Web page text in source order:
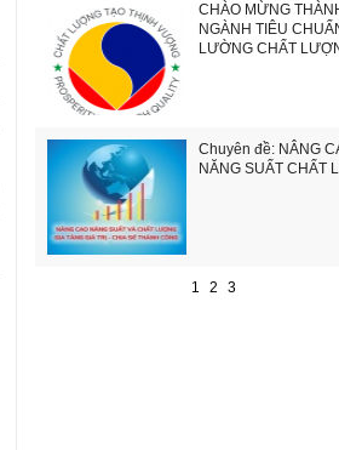
CHÀO MỪNG
NGÀNH TIÊU
LƯỜNG CHẤT
Chuyên đề: NÂNG
NĂNG SUẤT CHẤT
1 2 3